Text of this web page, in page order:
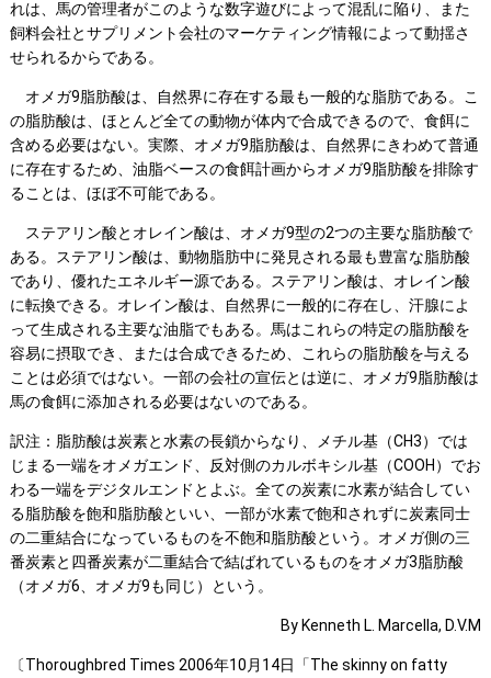
れは、馬の管理者がこのような数字遊びによって混乱に陥り、また
飼料会社とサプリメント会社のマーケティング情報によって動揺さ
せられるからである。
オメガ9脂肪酸は、自然界に存在する最も一般的な脂肪である。こ
の脂肪酸は、ほとんど全ての動物が体内で合成できるので、食餌に
含める必要はない。実際、オメガ9脂肪酸は、自然界にきわめて普通
に存在するため、油脂ベースの食餌計画からオメガ9脂肪酸を排除す
ることは、ほぼ不可能である。
ステアリン酸とオレイン酸は、オメガ9型の2つの主要な脂肪酸で
ある。ステアリン酸は、動物脂肪中に発見される最も豊富な脂肪酸
であり、優れたエネルギー源である。ステアリン酸は、オレイン酸
に転換できる。オレイン酸は、自然界に一般的に存在し、汗腺によ
って生成される主要な油脂でもある。馬はこれらの特定の脂肪酸を
容易に摂取でき、または合成できるため、これらの脂肪酸を与える
ことは必須ではない。一部の会社の宣伝とは逆に、オメガ9脂肪酸は
馬の食餌に添加される必要はないのである。
訳注：脂肪酸は炭素と水素の長鎖からなり、メチル基（CH3）では
じまる一端をオメガエンド、反対側のカルボキシル基（COOH）でお
わる一端をデジタルエンドとよぶ。全ての炭素に水素が結合してい
る脂肪酸を飽和脂肪酸といい、一部が水素で飽和されずに炭素同士
の二重結合になっているものを不飽和脂肪酸という。オメガ側の三
番炭素と四番炭素が二重結合で結ばれているものをオメガ3脂肪酸
（オメガ6、オメガ9も同じ）という。
By Kenneth L. Marcella, D.V.M
〔Thoroughbred Times 2006年10月14日「The skinny on fatty